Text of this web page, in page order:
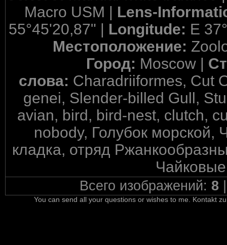
Macro USM | Lens-
55°45'20,87" | Longitude: E
Местоположение:
Город: Moscow |
слова: Charadriiformes, Cut
genei, Slender-billed Gull,
avian, bird, bird-nest, clutch,
nobody, Голубок
кладка, отряд
Всего изображений: 8
You can send all your questions or wishes to me. Kontakt